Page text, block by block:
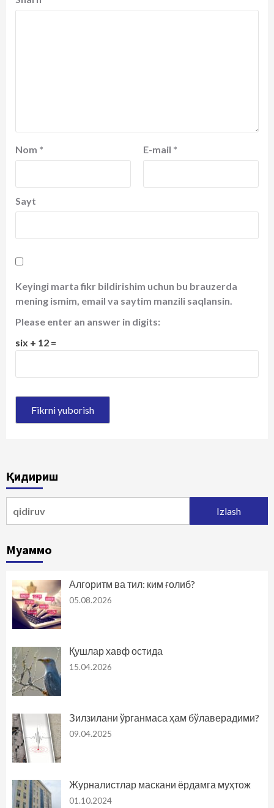
Nom * E-mail *
Sayt
Keyingi marta fikr bildirishim uchun bu brauzerda
mening ismim, email va saytim manzili saqlansin.
Please enter an answer in digits:
six + 12 =
Қидириш
Муаммо
Алгоритм ва тил: ким ғолиб?
05.08.2026
Қушлар хавф остида
15.04.2026
Зилзилани ўрганмаса ҳам бўлаверадими?
09.04.2025
Журналистлар маскани ёрдамга муҳтож
01.10.2024